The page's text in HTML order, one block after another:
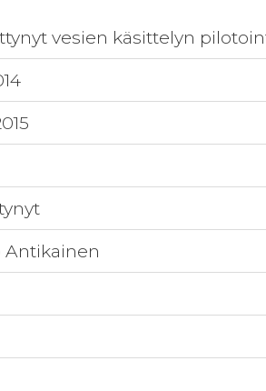
vesien käsittelyn
Antikainen